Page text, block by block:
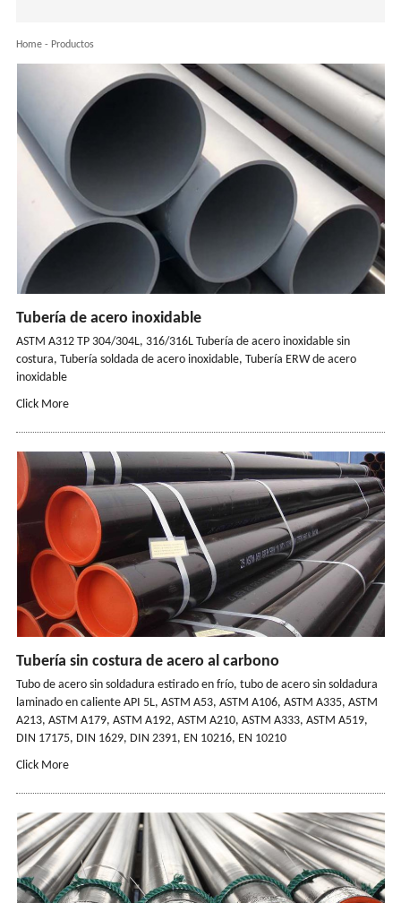
Home- Productos
Tubería de acero inoxidable
ASTM A312 TP 304/304L, 316/316L Tubería de acero inoxidable sin
costura, Tubería soldada de acero inoxidable, Tubería ERW de acero
inoxidable
Click More
Tubería sin costura de acero al carbono
Tubo de acero sin soldadura estirado en frío, tubo de acero sin soldadura
laminado en caliente API 5L, ASTM A53, ASTM A106, ASTM A335, ASTM
A213, ASTM A179, ASTM A192, ASTM A210, ASTM A333, ASTM A519,
DIN 17175, DIN 1629, DIN 2391, EN 10216, EN 10210
Click More